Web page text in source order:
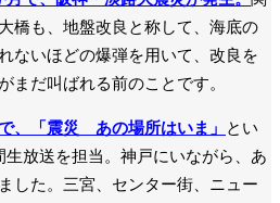
橋も、地盤改良と称して、海底の
ないほどの爆弾を用いて、改良を
まだ叫ばれる前のことです。
、「震災 あの場所はいま」
とい
放送を担当。神戸にいながら、あ
した。三宮、センター街、ニュー